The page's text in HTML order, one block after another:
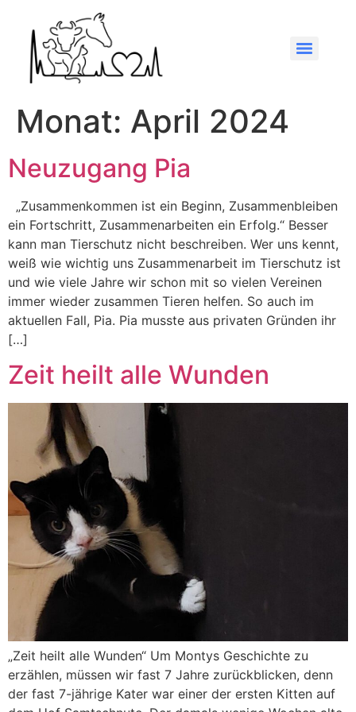
Monat: April 2024
Neuzugang Pia
„Zusammenkommen ist ein Beginn, Zusammenbleiben
ein Fortschritt, Zusammenarbeiten ein Erfolg.“ Besser
kann man Tierschutz nicht beschreiben. Wer uns kennt,
weiß wie wichtig uns Zusammenarbeit im Tierschutz ist
und wie viele Jahre wir schon mit so vielen Vereinen
immer wieder zusammen Tieren helfen. So auch im
aktuellen Fall, Pia. Pia musste aus privaten Gründen ihr
[…]
Zeit heilt alle Wunden
„Zeit heilt alle Wunden“ Um Montys Geschichte zu
erzählen, müssen wir fast 7 Jahre zurückblicken, denn
der fast 7-jährige Kater war einer der ersten Kitten auf